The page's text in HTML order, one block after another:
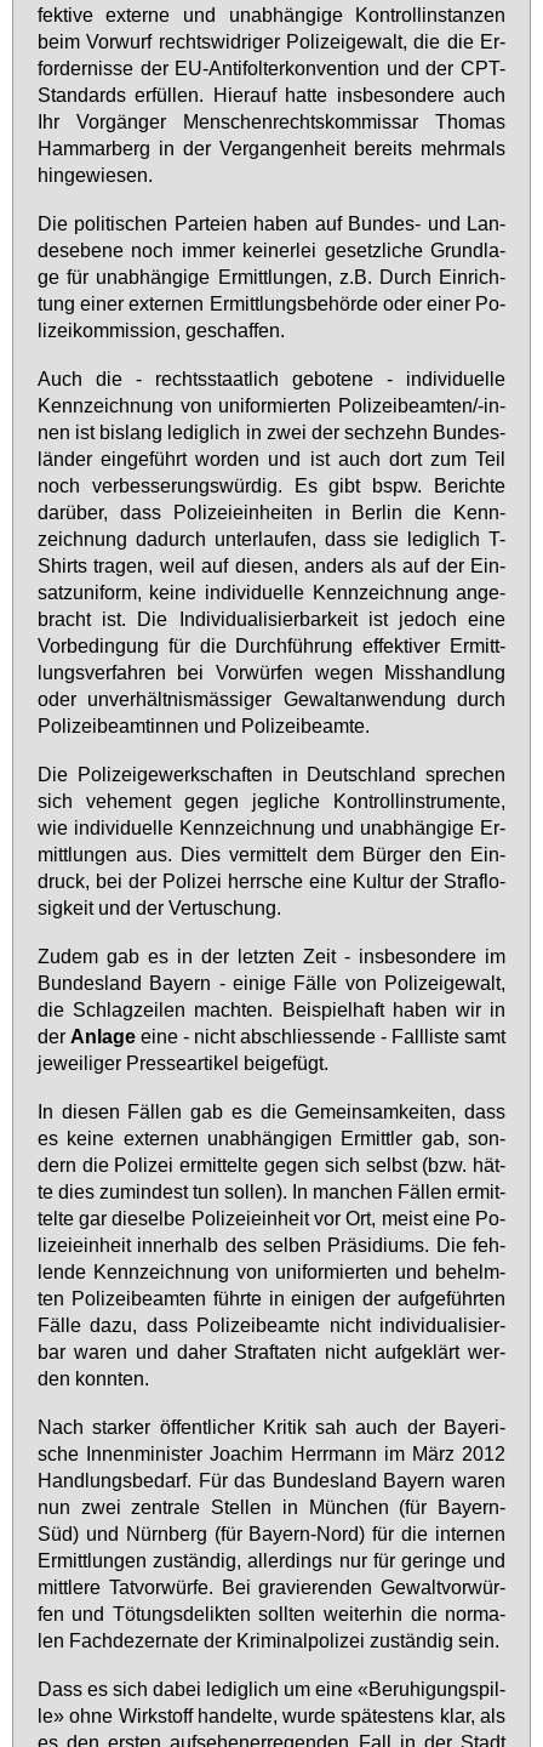
fek­ti­ve ex­ter­ne und un­ab­hän­gi­ge Kon­troll­in­stan­zen
beim Vor­wurf rechts­wid­ri­ger Po­li­zei­ge­walt, die die Er­
for­der­nis­se der EU-An­ti­fol­ter­kon­ven­ti­on und der CPT-
Stan­dards er­fül­len. Hier­auf hat­te ins­be­son­de­re auch
Ihr Vor­gän­ger Men­schen­rechts­kom­mis­sar Tho­mas
Hamm­ar­berg in der Ver­gan­gen­heit be­reits mehr­mals
hin­ge­wie­sen.
Die po­li­ti­schen Par­tei­en ha­ben auf Bun­des- und Lan­
des­ebe­ne noch im­mer kei­ner­lei ge­setz­li­che Grund­la­
ge für un­ab­hän­gi­ge Er­mitt­lun­gen, z.B. Durch Ein­rich­
tung ei­ner ex­ter­nen Er­mitt­lungs­be­hör­de oder ei­ner Po­
li­zei­kom­mis­si­on, ge­schaf­fen.
Auch die - rechts­staat­lich ge­bo­te­ne - in­di­vi­du­el­le
Kenn­zeich­nung von uni­for­mier­ten Po­li­zei­be­am­ten/-in­
nen ist bis­lang le­dig­lich in zwei der sech­zehn Bun­des­
län­der ein­ge­führt wor­den und ist auch dort zum Teil
noch ver­bes­se­rungs­wür­dig. Es gibt bspw. Be­rich­te
dar­über, dass Po­li­zei­ein­hei­ten in Ber­lin die Kenn­
zeich­nung da­durch un­ter­lau­fen, dass sie le­dig­lich T-
Shirts tra­gen, weil auf die­sen, an­ders als auf der Ein­
sat­z­uni­form, kei­ne in­di­vi­du­el­le Kenn­zeich­nung an­ge­
bracht ist. Die In­di­vi­dua­li­sier­bar­keit ist je­doch ei­ne
Vor­be­din­gung für die Durch­füh­rung ef­fek­ti­ver Er­mitt­
lungs­ver­fah­ren bei Vor­wür­fen we­gen Miss­hand­lung
oder un­ver­hält­nis­mäs­si­ger Ge­walt­an­wen­dung durch
Po­li­zei­be­am­tin­nen und Po­li­zei­be­am­te.
Die Po­li­zei­ge­werk­schaf­ten in Deutsch­land spre­chen
sich ve­he­ment ge­gen jeg­li­che Kon­troll­in­stru­men­te,
wie in­di­vi­du­el­le Kenn­zeich­nung und un­ab­hän­gi­ge Er­
mitt­lun­gen aus. Dies ver­mit­telt dem Bür­ger den Ein­
druck, bei der Po­li­zei herr­sche ei­ne Kul­tur der Straf­lo­
sig­keit und der Ver­tu­schung.
Zu­dem gab es in der letz­ten Zeit - ins­be­son­de­re im
Bun­des­land Bay­ern - ei­ni­ge Fäl­le von Po­li­zei­ge­walt,
die Schlag­zei­len mach­ten. Bei­spiel­haft ha­ben wir in
der An­la­geei­ne - nicht ab­schlies­sen­de - Fall­lis­te samt
je­wei­li­ger Pres­se­ar­ti­kel bei­ge­fügt.
In die­sen Fäl­len gab es die Ge­mein­sam­kei­ten, dass
es kei­ne ex­ter­nen un­ab­hän­gi­gen Er­mitt­ler gab, son­
dern die Po­li­zei er­mit­tel­te ge­gen sich selbst (bzw. hät­
te dies zu­min­dest tun sol­len). In man­chen Fäl­len er­mit­
tel­te gar die­sel­be Po­li­zei­ein­heit vor Ort, meist ei­ne Po­
li­zei­ein­heit in­ner­halb des sel­ben Prä­si­di­ums. Die feh­
len­de Kenn­zeich­nung von uni­for­mier­ten und be­helm­
ten Po­li­zei­be­am­ten führ­te in ei­ni­gen der auf­ge­führ­ten
Fäl­le da­zu, dass Po­li­zei­be­am­te nicht in­di­vi­dua­li­sier­
bar wa­ren und da­her Straf­ta­ten nicht auf­ge­klärt wer­
den konn­ten.
Nach star­ker öf­fent­li­cher Kri­tik sah auch der Baye­ri­
sche In­nen­mi­nis­ter Joa­chim Herr­mann im März 2012
Hand­lungs­be­darf. Für das Bun­des­land Bay­ern wa­ren
nun zwei zen­tra­le Stel­len in Mün­chen (für Bay­ern-
Süd) und Nürn­berg (für Bay­ern-Nord) für die in­ter­nen
Er­mitt­lun­gen zu­stän­dig, al­ler­dings nur für ge­rin­ge und
mitt­le­re Tat­vor­wür­fe. Bei gra­vie­ren­den Ge­walt­vor­wür­
fen und Tö­tungs­de­lik­ten soll­ten wei­ter­hin die nor­ma­
len Fach­de­zer­na­te der Kri­mi­nal­po­li­zei zu­stän­dig sein.
Dass es sich da­bei le­dig­lich um ei­ne «Be­ru­hi­gungs­pil­
le» oh­ne Wirk­stoff han­del­te, wur­de spä­tes­tens klar, als
es den ers­ten auf­se­hen­er­re­gen­den Fall in der Stadt